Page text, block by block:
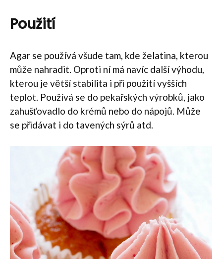
Použití
Agar se používá všude tam, kde želatina, kterou
může nahradit. Oproti ní má navíc další výhodu,
kterou je větší stabilita i při použití vyšších
teplot. Používá se do pekařských výrobků, jako
zahušťovadlo do krémů nebo do nápojů. Může
se přidávat i do tavených sýrů atd.